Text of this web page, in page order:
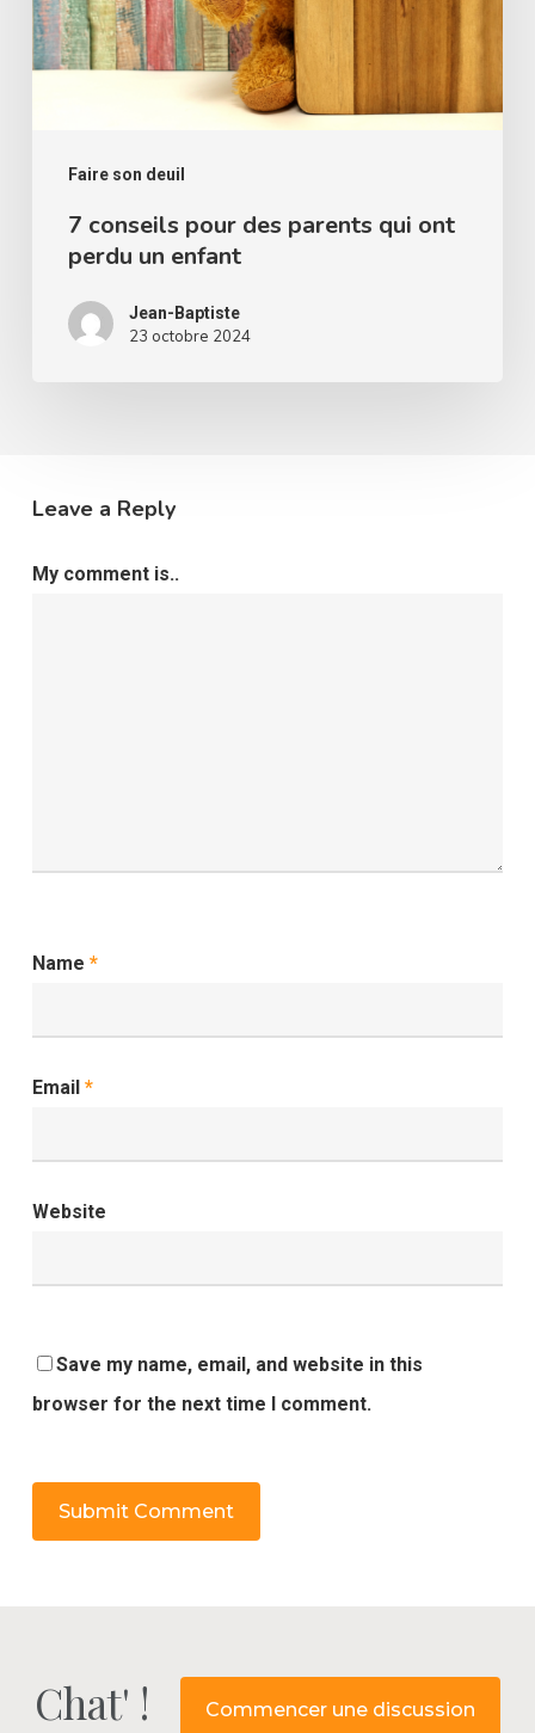
Faire son deuil
qui
ont
enfant
7 conseils pour des parents qui ont
perdu un enfant
Jean-Baptiste
23 octobre 2024
Leave a Reply
My comment is..
Name *
Email *
Website
Save my name, email, and website in this
browser for the next time I comment.
Chat' ! Commencer une discussion